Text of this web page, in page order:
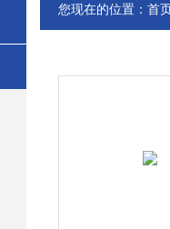
您现在的位置： 首